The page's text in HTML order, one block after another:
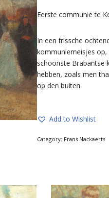
Eerste communie te
In een frissche
kommuniemeisjes
schoonste Brabantse
hebben, zoals men
op den buiten.
Add to Wishlist
Category: Frans Nackaerts